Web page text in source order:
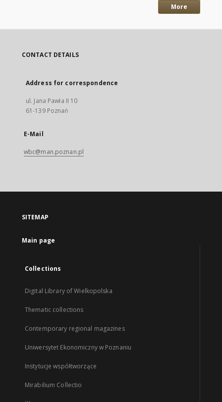
More
CONTACT DETAILS
Address for correspondence
ul. Jana Pawła II 10
61-139 Poznań
E-Mail
wbc@man.poznan.pl
SITEMAP
Main page
Collections
Digital Library of Wielkopolska
Thematic collections
Contemporary regional magazines
Uniwersytet Ekonomiczny w Poznaniu
Instytucje współtworzące
Mirabilium Collectio
...